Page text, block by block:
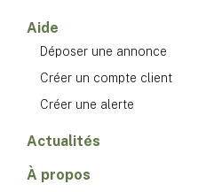
Aide
Déposer une annonce
Créer un compte client
Créer une alerte
Actualités
À propos